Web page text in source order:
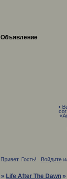
Объявление
•
Привет, Гость! Войдите
» Life After The Dawn